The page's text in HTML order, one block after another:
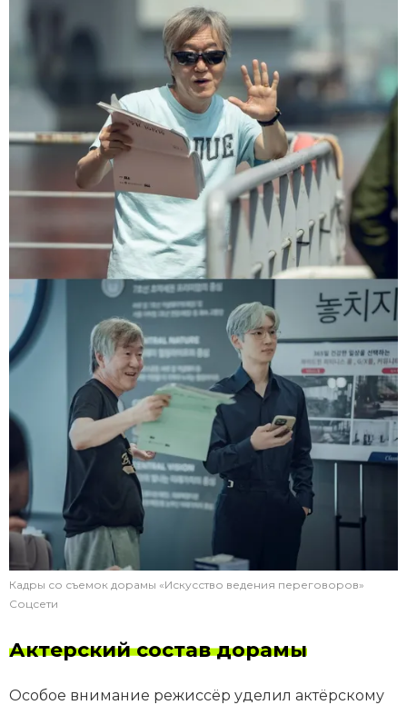
Кадры со съемок дорамы «Искусство ведения переговоров»
Соцсети
Актерский состав дорамы
Особое внимание режиссёр уделил актёрскому